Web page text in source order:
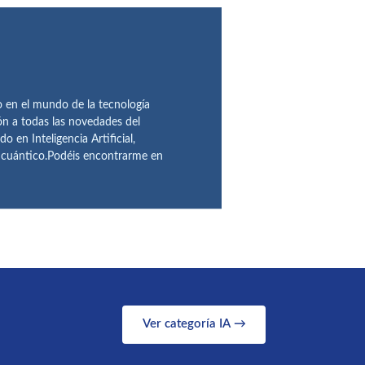
en el mundo de la tecnología
a todas las novedades del
en Inteligencia Artificial,
encontrarme en
Ver categoría IA →